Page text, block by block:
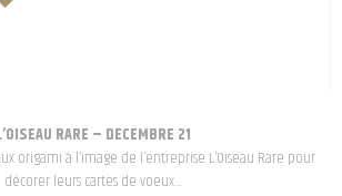
RARE – DECEMBRE 21
origami à l’image de l’entreprise L’Oiseau Rare pour
décorer leurs cartes de voeux…